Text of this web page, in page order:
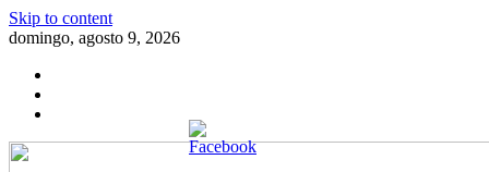
Skip to content
domingo, agosto 9, 2026